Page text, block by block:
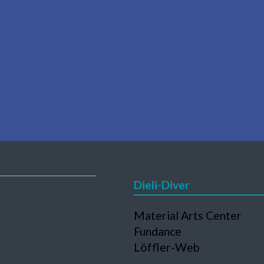
Dieli-Diver
Navigation
überspringen
Material Arts Center
Fundance
Löffler-Web